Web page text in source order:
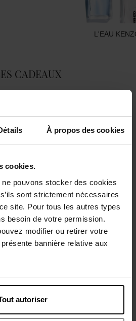
À propos des cookies
cookies.
pouvons stocker des cookies
sont strictement nécessaires
site. Pour tous les autres types
besoin de votre permission.
modifier ou retirer votre
bannière relative aux
autoriser
L'EAU
CADEAUX
L'EAU KENZO POUR HOMME
EAU DE TOILETTE
54,50 € Ajouter